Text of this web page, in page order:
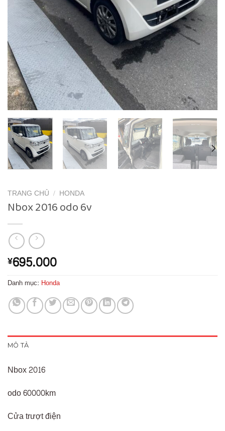
TRANG CHỦ / HONDA
Nbox 2016 odo 6v
¥695.000
Danh mục: Honda
MÔ TẢ
Nbox 2016
odo 60000km
Cửa trượt điện